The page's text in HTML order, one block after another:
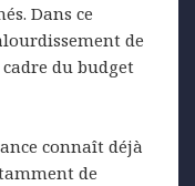
Dans ce
de
du budget
connaît déjà
de